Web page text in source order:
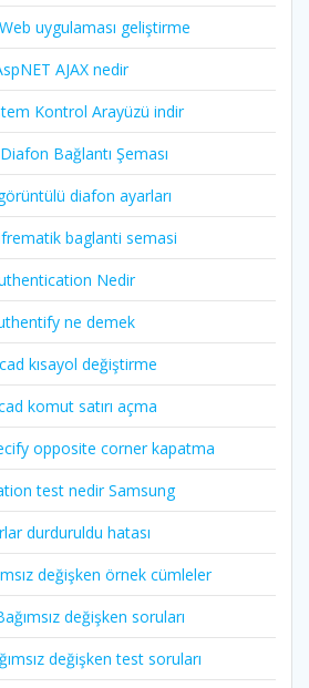
uygulaması geliştirme
AJAX nedir
Kontrol Arayüzü indir
Bağlantı Şeması
diafon ayarları
baglanti semasi
Nedir
ne demek
kısayol değiştirme
komut satırı açma
opposite corner kapatma
test nedir Samsung
durduruldu hatası
değişken örnek cümleler
değişken soruları
değişken test soruları